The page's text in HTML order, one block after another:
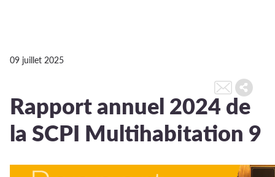
09 juillet 2025
Rapport annuel 2024 de
la SCPI Multihabitation 9